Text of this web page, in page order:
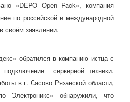
«DEPO Open Rack», компания
по российской и международной
своём заявлении.
обратился в компанию истца с
серверной техники.
в г. Сасово Рязанской области,
Электроникс» обнаружили, что